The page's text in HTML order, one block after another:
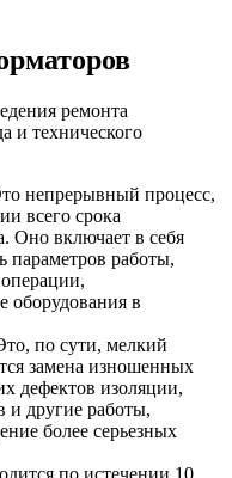
ремонта
и технического
непрерывный процесс,
всего срока
Оно включает в себя
параметров работы,
оборудования в
по сути, мелкий
замена изношенных
дефектов изоляции,
и другие работы,
более серьезных